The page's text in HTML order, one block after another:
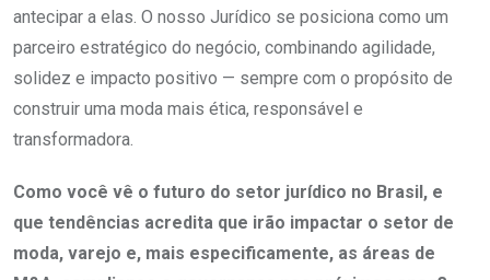
antecipar a elas. O nosso Jurídico se posiciona como um
parceiro estratégico do negócio, combinando agilidade,
solidez e impacto positivo — sempre com o propósito de
construir uma moda mais ética, responsável e
transformadora.
Como você vê o futuro do setor jurídico no Brasil, e
que tendências acredita que irão impactar o setor de
moda, varejo e, mais especificamente, as áreas de